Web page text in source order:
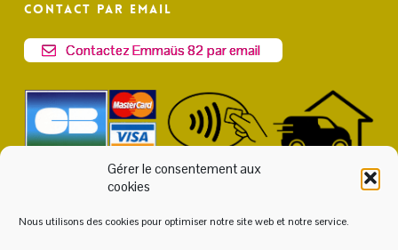
Gérer le consentement aux
cookies
Nous utilisons des cookies pour optimiser notre site web et notre service.
Contact par email
Contactez Emmaüs 82 par email